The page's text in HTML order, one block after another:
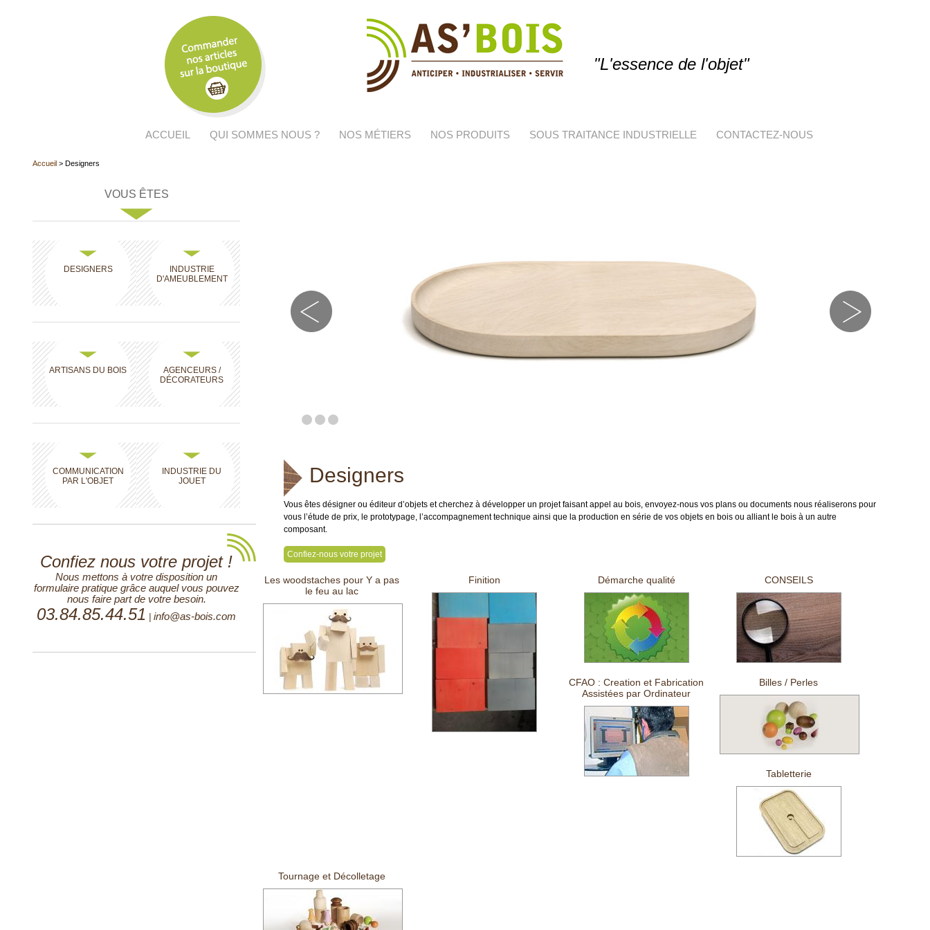
"L'essence de l'objet"
Accueil > Designers
Designers
Vous êtes désigner ou éditeur d’objets et cherchez à développer un projet faisant appel au bois, envoyez-nous vos plans ou documents nous réaliserons pour
vous l’étude de prix, le prototypage, l’accompagnement technique ainsi que la production en série de vos objets en bois ou alliant le bois à un autre
composant.
Confiez-nous votre projet
Les woodstaches pour Y a pas
le feu au lac
Finition Démarche qualité CONSEILS
CFAO : Creation et Fabrication
Assistées par Ordinateur
Billes / Perles
Tabletterie
Tournage et Décolletage
VOUS ÊTES
DESIGNERS
INDUSTRIE
D'AMEUBLEMENT
ARTISANS DU BOIS
AGENCEURS /
DÉCORATEURS
COMMUNICATION
PAR L'OBJET
INDUSTRIE DU
JOUET
Confiez nous votre projet !
Nous mettons à votre disposition un
formulaire pratique grâce auquel vous pouvez
nous faire part de votre besoin.
03.84.85.44.51 info@as-bois.com
ACCUEIL QUI SOMMES NOUS ? NOS MÉTIERS NOS PRODUITS SOUS TRAITANCE INDUSTRIELLE CONTACTEZ-NOUS